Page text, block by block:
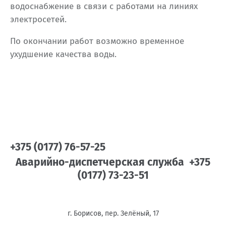
водоснабжение в связи с работами на линиях
электросетей.
По окончании работ возможно временное
ухудшение качества воды.
+375 (0177) 76-57-25
Аварийно-диспетчерская служба +375
(0177) 73-23-51
г. Борисов, пер. Зелёный, 17